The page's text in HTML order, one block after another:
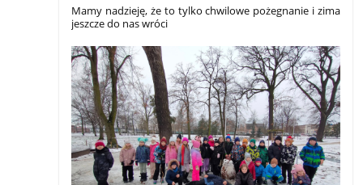
Mamy nadzieję, że to tylko chwilowe pożegnanie i zima
jeszcze do nas wróci